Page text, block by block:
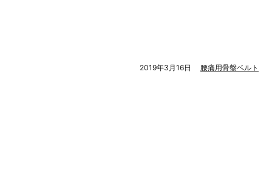
2019年3月16日 腰痛用骨盤ベルト